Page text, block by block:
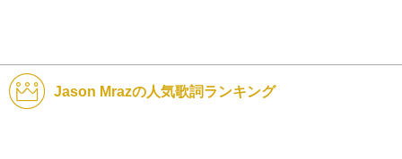
Jason Mrazの人気歌詞ランキング